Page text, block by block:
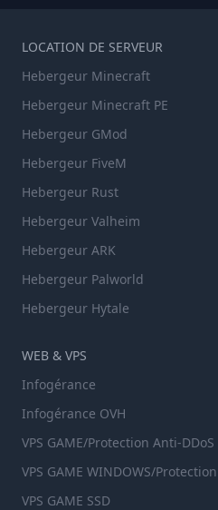
LOCATION DE SERVEUR
Hebergeur Minecraft
Hebergeur Minecraft PE
Hebergeur GMod
Hebergeur FiveM
Hebergeur Rust
Hebergeur Valheim
Hebergeur ARK
Hebergeur Palworld
Hebergeur Hytale
WEB & VPS
Infogérance
Infogérance OVH
VPS GAME/Protection Anti-DDoS
VPS GAME WINDOWS/
VPS GAME SSD